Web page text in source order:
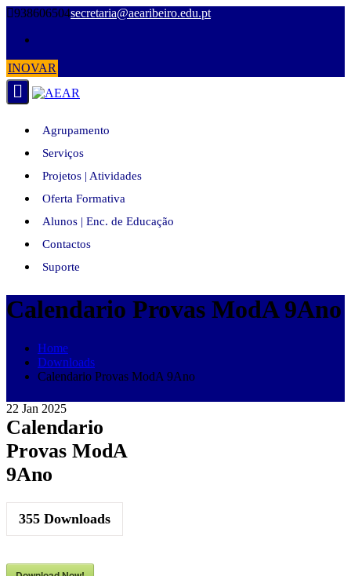
Skip
content
938606504secretaria@aearibeiro.edu.pt
INOVAR
Agrupamento
Serviços
Projetos | Atividades
Oferta Formativa
Alunos | Enc. de Educação
Contactos
Suporte
Calendario Provas ModA 9Ano
Home
Downloads
Calendario Provas ModA 9Ano
22 Jan 2025
Calendario
Provas ModA
9Ano
355 Downloads